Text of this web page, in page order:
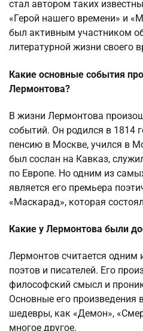
стал автором таких
«Герой нашего времени» и
был активным участником
литературной жизни своего
Какие основные события
Лермонтова?
В жизни Лермонтова
событий. Он родился в 1814
пенсию в Москве, учился в
был сослан на Кавказ,
по Европе. Но одним из
является его премьера
«Маскарад», которая
Какие у Лермонтова были
Лермонтов считается одним
поэтов и писателей. Его
философский смысл и
Основные его произведения
шедевры, как «Демон»,
многое другое.